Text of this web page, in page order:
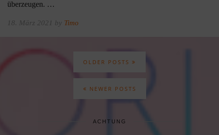
überzeugen. …
18. März 2021 by Timo
OLDER POSTS
NEWER POSTS
ACHTUNG